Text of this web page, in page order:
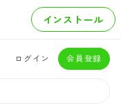
インストール
ログイン 会員登録